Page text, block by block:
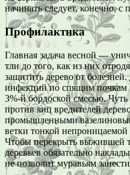
начинать следует, конечно, с
Профилактика
Главная задача весной —
тли до того, как из них
защитить дерево от
инфекций по спящим почкам
3%-й бордоской смесью. Чуть
против яиц вредителей
промышленными
ветки тонкой
Чтобы перекрыть выжившей
деревьев обязательно
не позволит муравьям